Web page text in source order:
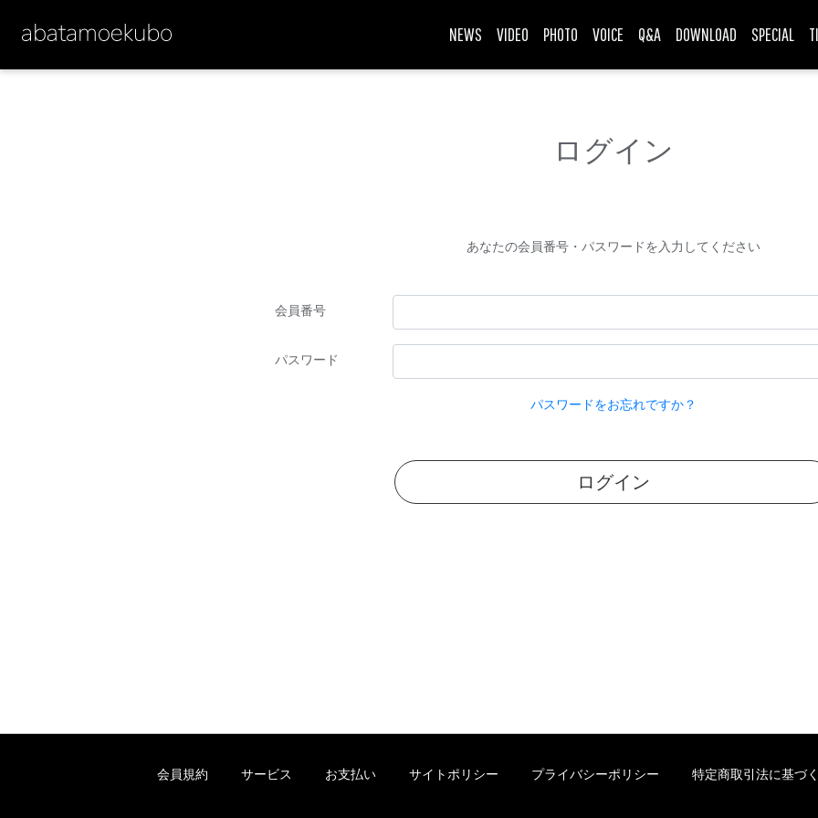
NEWS VIDEO PHOTO VOICE Q&A DOWNLOAD SPECIAL
ログイン
あなたの会員番号・パスワードを入力してください
会員番号
パスワード
パスワードをお忘れですか？
ログイン
会員規約 サービス お支払い サイトポリシー プライバシーポリシー 特定商取引法に基づ